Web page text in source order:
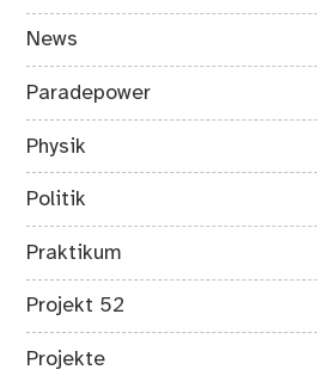
News
Paradepower
Physik
Politik
Praktikum
Projekt 52
Projekte